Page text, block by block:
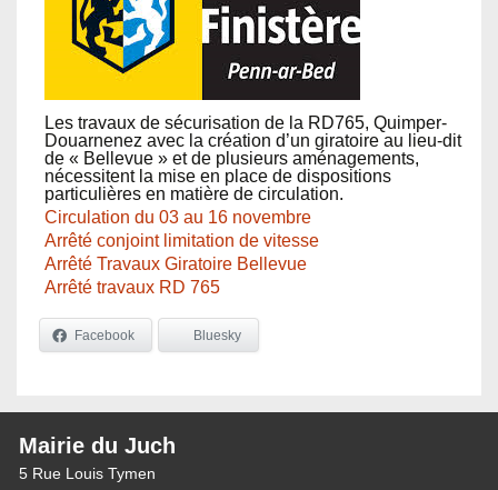
Les travaux de sécurisation de la RD765, Quimper-
Douarnenez avec la création d’un giratoire au lieu-dit
de « Bellevue » et de plusieurs aménagements,
nécessitent la mise en place de dispositions
particulières en matière de circulation.
Circulation du 03 au 16 novembre
Arrêté conjoint limitation de vitesse
Arrêté Travaux Giratoire Bellevue
Arrêté travaux RD 765
Facebook Bluesky
Mairie du Juch
5 Rue Louis Tymen